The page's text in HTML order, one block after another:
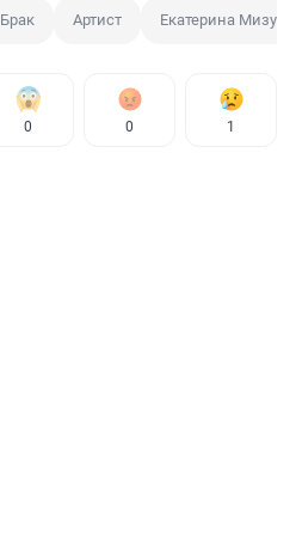
Брак Артист Екатерина
0 0 1